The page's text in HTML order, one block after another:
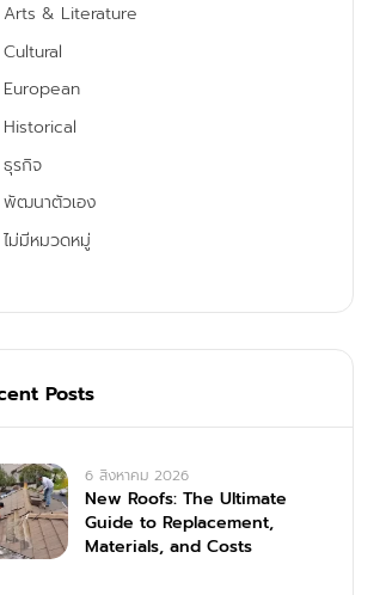
Arts & Literature
Cultural
European
Historical
ธุรกิจ
พัฒนาตัวเอง
ไม่มีหมวดหมู่
Posts
6 สิงหาคม 2026
New Roofs: The Ultimate
Guide to Replacement,
Materials, and Costs